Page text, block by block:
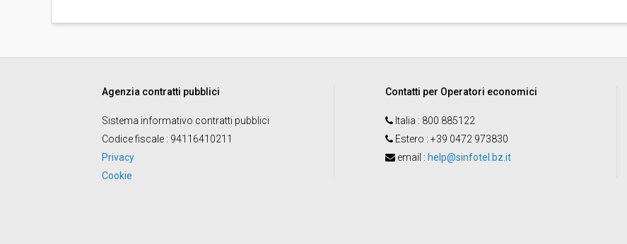
Agenzia contratti pubblici
Sistema informativo contratti pubblici
Codice fiscale : 94116410211
Privacy
Cookie
Contatti per Operatori economici
Italia : 800 885122
Estero : +39 0472 973830
email : help@sinfotel.bz.it